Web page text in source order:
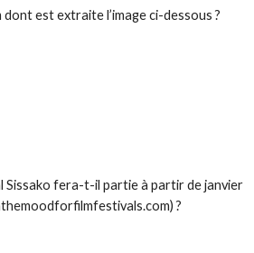
est extraite l’image ci-dessous ?
Sissako fera-t-il partie à partir de janvier
?